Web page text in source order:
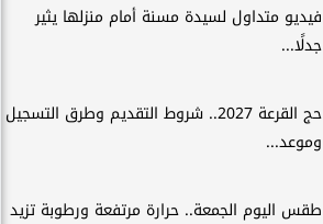
فيديو متداول لسيدة مسنة أمام منزلها يثير
جدلًا...
حج القرعة 2027.. شروط التقديم وطرق التسجيل
وموعد...
طقس اليوم الجمعة.. حرارة مرتفعة ورطوبة تزيد